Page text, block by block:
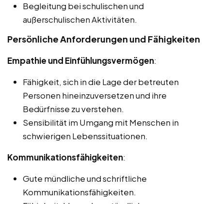
Begleitung bei schulischen und
außerschulischen Aktivitäten.
Persönliche Anforderungen und Fähigkeiten
Empathie und Einfühlungsvermögen:
Fähigkeit, sich in die Lage der betreuten
Personen hineinzuversetzen und ihre
Bedürfnisse zu verstehen.
Sensibilität im Umgang mit Menschen in
schwierigen Lebenssituationen.
Kommunikationsfähigkeiten:
Gute mündliche und schriftliche
Kommunikationsfähigkeiten.